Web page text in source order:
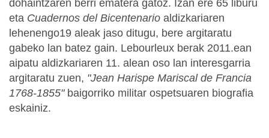
dohaintzaren berri ematera gatoz. Izan ere 65 liburu
eta Cuadernos del Bicentenario aldizkariaren
lehenengo19 aleak jaso ditugu, bere argitaratu
gabeko lan batez gain. Lebourleux berak 2011.ean
aipatu aldizkariaren 11. alean oso lan interesgarria
argitaratu zuen, "Jean Harispe Mariscal de Francia
1768-1855"baigorriko militar ospetsuaren biografia
eskainiz.